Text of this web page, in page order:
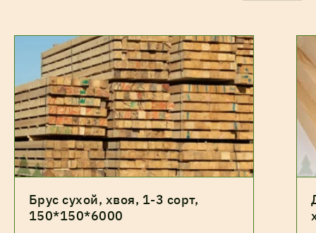
Брус сухой, хвоя, 1-3 сорт,
150*150*6000